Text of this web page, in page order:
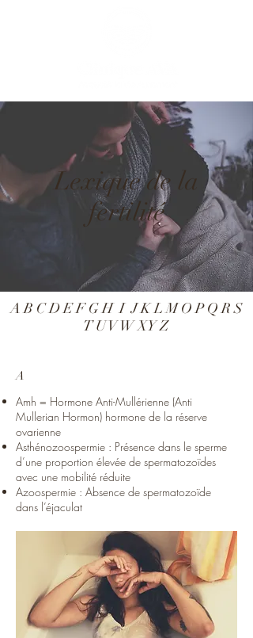
Lexique de la
fertilité
A B CDEF GH I JKL M O PQ RS
TUVW XYZ
A
Amh = Hormone Anti-Mullérienne (Anti
Mullerian Hormon) hormone de la réserve
ovarienne
Asthénozoospermie : Présence dans le sperme
d’une proportion élevée de spermatozoïdes
avec une mobilité réduite
Azoospermie : Absence de spermatozoïde
dans l’éjaculat